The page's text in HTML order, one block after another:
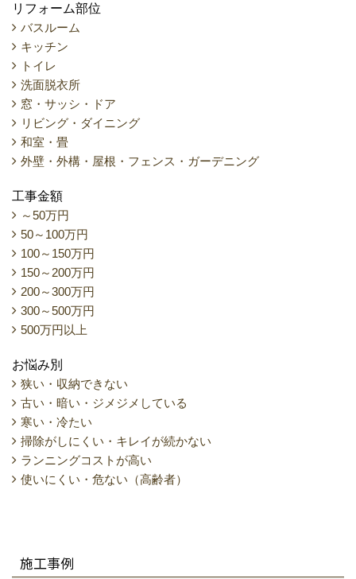
リフォーム部位
バスルーム
キッチン
トイレ
洗面脱衣所
窓・サッシ・ドア
リビング・ダイニング
和室・畳
外壁・外構・屋根・フェンス・ガーデニング
工事金額
～50万円
50～100万円
100～150万円
150～200万円
200～300万円
300～500万円
500万円以上
お悩み別
狭い・収納できない
古い・暗い・ジメジメしている
寒い・冷たい
掃除がしにくい・キレイが続かない
ランニングコストが高い
使いにくい・危ない（高齢者）
施工事例